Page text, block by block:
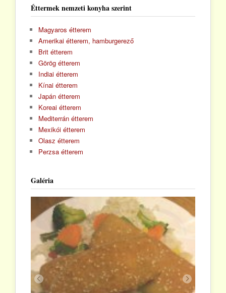
Éttermek nemzeti konyha szerint
Magyaros étterem
Amerikai étterem, hamburgerező
Brit étterem
Görög étterem
Indiai étterem
Kínai étterem
Japán étterem
Koreai étterem
Mediterrán étterem
Mexikói étterem
Olasz étterem
Perzsa étterem
Galéria